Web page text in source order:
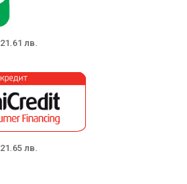
21.61 лв.
21.65 лв.